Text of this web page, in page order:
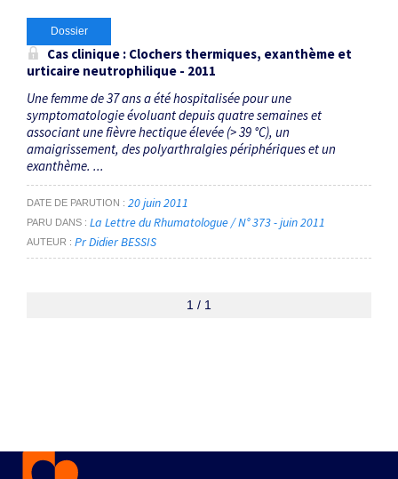
Dossier
Cas clinique : Clochers thermiques, exanthème et
urticaire neutrophilique - 2011
Une femme de 37 ans a été hospitalisée pour une
symptomatologie évoluant depuis quatre semaines et
associant une fièvre hectique élevée (> 39 °C), un
amaigrissement, des polyarthralgies périphériques et un
exanthème. ...
DATE DE PARUTION 20 juin 2011
PARU DANS La Lettre du Rhumatologue / N° 373 - juin 2011
AUTEUR Pr Didier BESSIS
1 / 1